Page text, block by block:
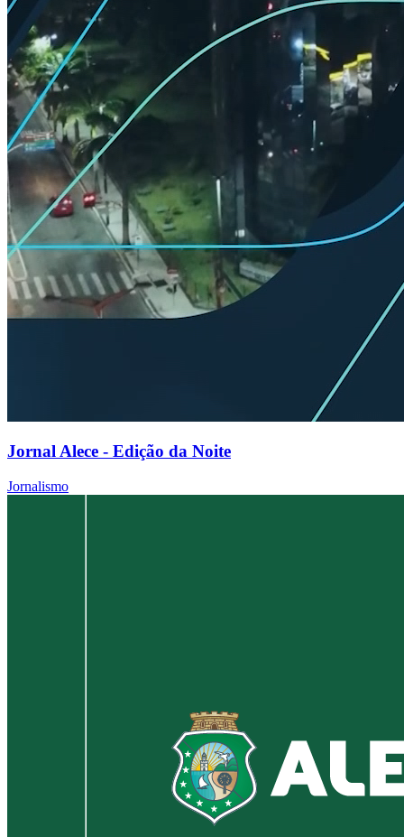
Jornal Alece - Edição da Noite
Jornalismo